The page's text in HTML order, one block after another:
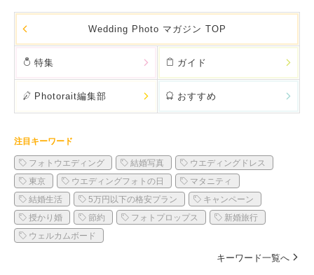
Wedding Photo マガジン TOP
特集 ガイド
Photorait編集部 おすすめ
注目キーワード
フォトウエディング 結婚写真
ウエディングドレス
東京
ウエディングフォトの日
マタニティ
結婚生活
5万円以下の格安プラン
キャンペーン
授かり婚
節約 フォトプロップス
新婚旅行
ウェルカムボード
キーワード一覧へ